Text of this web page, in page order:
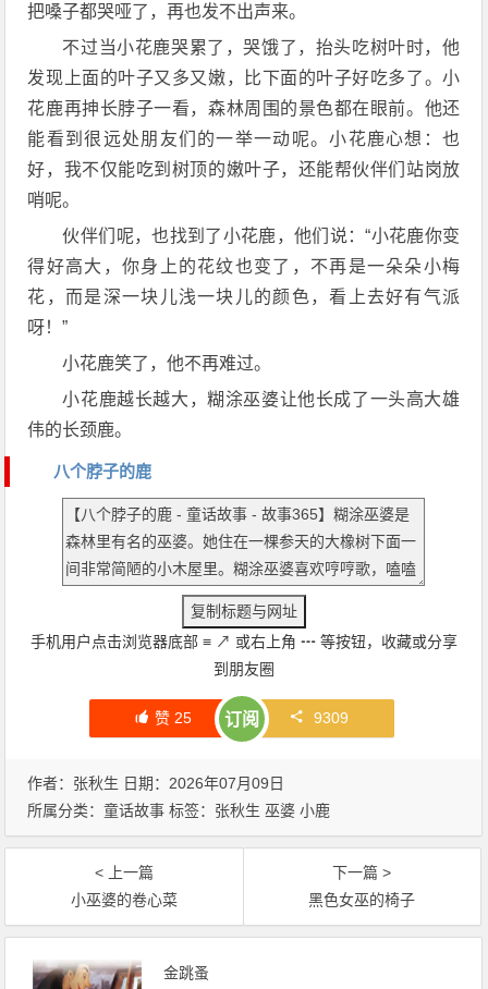
把嗓子都哭哑了，再也发不出声来。
不过当小花鹿哭累了，哭饿了，抬头吃树叶时，他
发现上面的叶子又多又嫩，比下面的叶子好吃多了。小
花鹿再抻长脖子一看，森林周围的景色都在眼前。他还
能看到很远处朋友们的一举一动呢。小花鹿心想：也
好，我不仅能吃到树顶的嫩叶子，还能帮伙伴们站岗放
哨呢。
伙伴们呢，也找到了小花鹿，他们说：“小花鹿你变
得好高大，你身上的花纹也变了，不再是一朵朵小梅
花，而是深一块儿浅一块儿的颜色，看上去好有气派
呀！”
小花鹿笑了，他不再难过。
小花鹿越长越大，糊涂巫婆让他长成了一头高大雄
伟的长颈鹿。
八个脖子的鹿
手机用户点击浏览器底部 ≡ ↗ 或右上角 ┅ 等按钮，收藏或分享
到朋友圈
赞 25 订阅 9309
作者：张秋生 日期：2026年07月09日
所属分类：童话故事 标签： 张秋生 巫婆 小鹿
< 上一篇
小巫婆的卷心菜
下一篇 >
黑色女巫的椅子
金跳蚤